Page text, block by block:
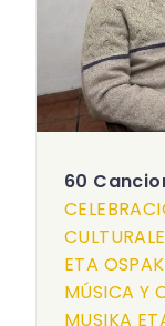
60
ETA
MÚSICA Y
MUSIKA